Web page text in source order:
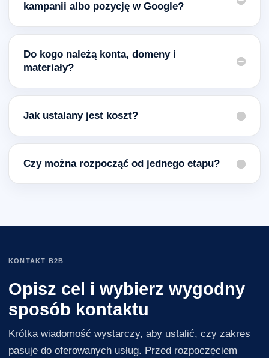
kampanii albo pozycję w Google?
Do kogo należą konta, domeny i
materiały?
Jak ustalany jest koszt?
Czy można rozpocząć od jednego etapu?
KONTAKT B2B
Opisz cel i wybierz wygodny
sposób kontaktu
Krótka wiadomość wystarczy, aby ustalić, czy zakres
pasuje do oferowanych usług. Przed rozpoczęciem